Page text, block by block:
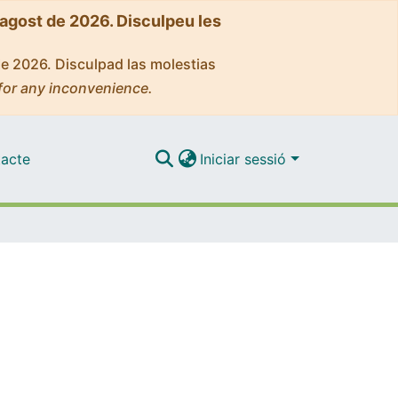
de 2026. Disculpeu les
2026. Disculpad las molestias
any inconvenience.
Iniciar sessió